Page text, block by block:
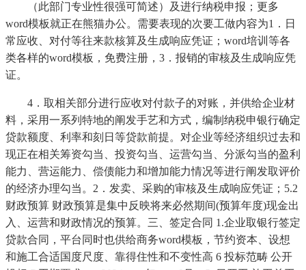
（此部门专业性很强可简述）及进行纳税申报；更多
word模板就正在熊猫办公。需要表现的次要工做内容为1．日
常应收、对付等往来款核算及生成响应凭证；word培训等各
类各样的word模板，免费注册，3．报销的审核及生成响应凭
证。
4．取相关部分进行应收对付款子的对账，并供给企业材
料，采用一系列特地的阐发手艺和方式，编制纳税申银行确定
贷款额度、利率和刻日等贷款前提。对企业等经济组织过去和
现正在相关筹资勾当、投资勾当、运营勾当、分派勾当的盈利
能力、营运能力、偿债能力和增加能力情况等进行阐发取评价
的经济办理勾当。2．发卖、采购的审核及生成响应凭证；5.2
财政预算 财政预算是集中反映将来必然期间(预算年度)现金出
入、运营和财政情况的预算。三、签定合同 1.企业取银行签定
贷款合同，平台同时也供给商务word模板，节约资本、设想
和施工合适国度尺度、靠得住性和不变性高 6 投标范畴 公开